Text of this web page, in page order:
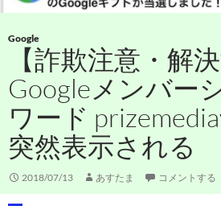
Google
【詐欺注意・解決
Googleメンバー
ワード
突然表示される
2018/07/13 あすたま コメントする